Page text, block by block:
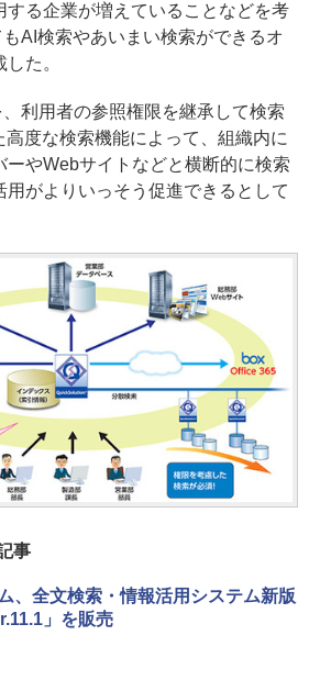
する企業が増えていることなどを考
AI検索やあいまい検索ができるオ
た。
利用者の参照権限を継承して検索
高度な検索機能によって、組織内に
ーやWebサイトなどと横断的に検索
用がよりいっそう促進できるとして
事
、全文検索・情報活用システム新版
」を販売